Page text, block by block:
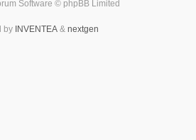
Software © phpBB Limited
by INVENTEA& nextgen